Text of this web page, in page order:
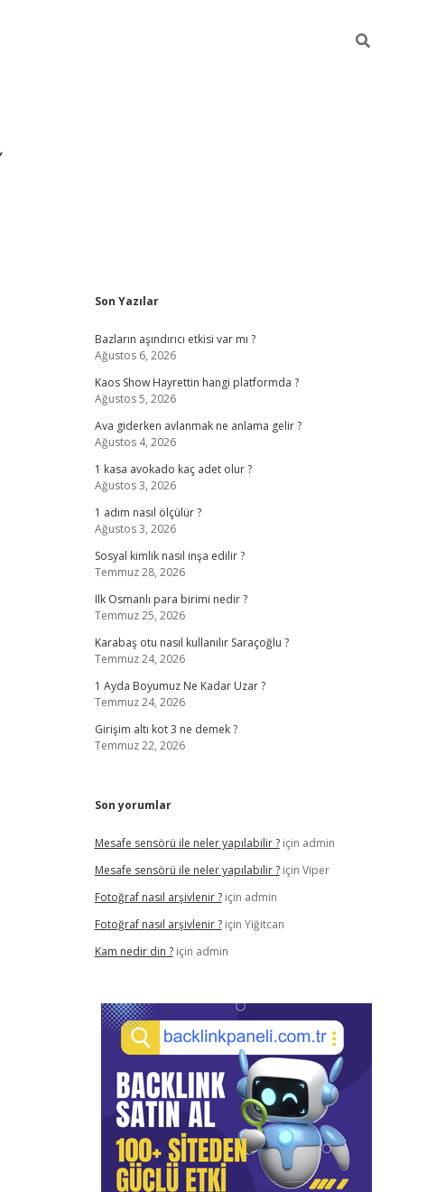
Sidebar
Son Yazılar
Bazların aşındırıcı etkisi var mı ?
Ağustos 6, 2026
Kaos Show Hayrettin hangi platformda ?
Ağustos 5, 2026
Ava giderken avlanmak ne anlama gelir ?
Ağustos 4, 2026
1 kasa avokado kaç adet olur ?
Ağustos 3, 2026
1 adım nasıl ölçülür ?
Ağustos 3, 2026
Sosyal kimlik nasıl inşa edilir ?
Temmuz 28, 2026
Ilk Osmanlı para birimi nedir ?
Temmuz 25, 2026
Karabaş otu nasıl kullanılır Saraçoğlu ?
Temmuz 24, 2026
1 Ayda Boyumuz Ne Kadar Uzar ?
Temmuz 24, 2026
Girişim altı kot 3 ne demek ?
Temmuz 22, 2026
Son yorumlar
Mesafe sensörü ile neler yapılabilir ?için admin
Mesafe sensörü ile neler yapılabilir ?için Viper
Fotoğraf nasıl arşivlenir ?için admin
Fotoğraf nasıl arşivlenir ?için Yiğitcan
Kam nedir din ?için admin